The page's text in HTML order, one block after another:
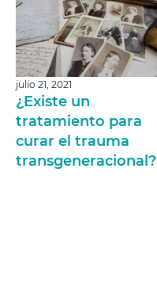
julio 21, 2021
¿Existe un
tratamiento para
curar el trauma
transgeneracional?